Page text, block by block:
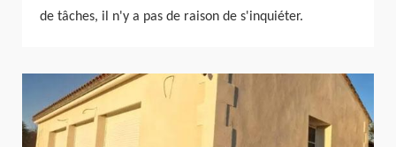
de tâches, il n'y a pas de raison de s'inquiéter.